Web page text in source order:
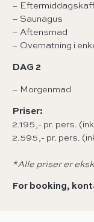
–
– Saunagus
– Aftensmad
– Overnatning i
DAG 2
– Morgenmad
Priser:
2.195,- pr. pers.
2.595,- pr. pers.
*Alle priser er
For booking,